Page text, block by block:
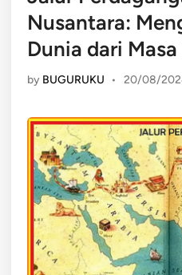
Nusantara:
Dunia dari Masa
by BUGURUKU • 20/08/